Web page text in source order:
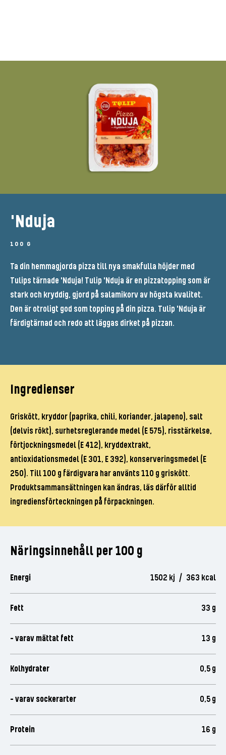
'Nduja
100 G
Ta din hemmagjorda pizza till nya smakfulla höjder med
Tulips tärnade 'Nduja! Tulip 'Nduja är en pizzatopping som är
stark och kryddig, gjord på salamikorv av högsta kvalitet.
Den är otroligt god som topping på din pizza. Tulip 'Nduja är
färdigtärnad och redo att läggas dirket på pizzan.
Näringsinnehåll per 100 g
Energi 1502 kj / 363 kcal
Fett 33 g
- varav mättat fett 13 g
Kolhydrater 0,5 g
- varav sockerarter 0,5 g
Protein 16 g
Ingredienser
Griskött, kryddor (paprika, chili, koriander, jalapeno), salt
(delvis rökt), surhetsreglerande medel (E 575), risstärkelse,
förtjockningsmedel (E 412), kryddextrakt,
antioxidationsmedel (E 301, E 392), konserveringsmedel (E
250). Till 100 g färdigvara har använts 110 g griskött.
Produktsammansättningen kan ändras, läs därför alltid
ingrediensförteckningen på förpackningen.